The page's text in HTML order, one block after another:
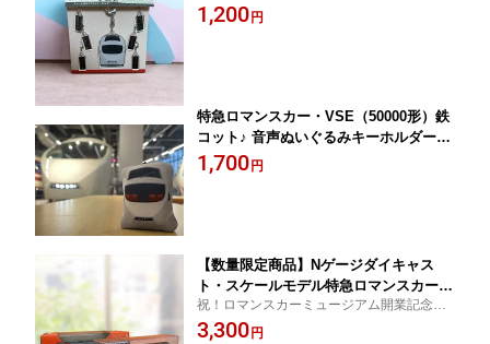
1,200 円
特急ロマンスカー・VSE（50000形）鉄
コット♪ 音声ぬいぐるみキーホルダー※
電池別売り（LR44×3個使用）
1,700 円
【数量限定商品】Nゲージダイキャス
ト・スケールモデル特急ロマンスカーS
E・3000形（ディスプレイケース入り）
祝！ロマンスカーミュージアム開業記念商
品！
3,300 円